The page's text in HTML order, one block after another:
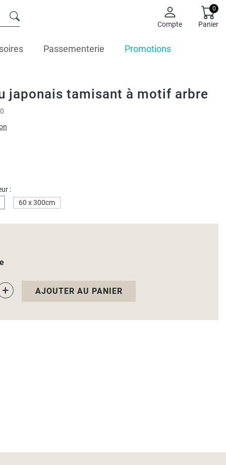
Compte
0
Panier
Passementerie Promotions
japonais tamisant à motif arbre
:
60 x 300cm
+ AJOUTER AU PANIER